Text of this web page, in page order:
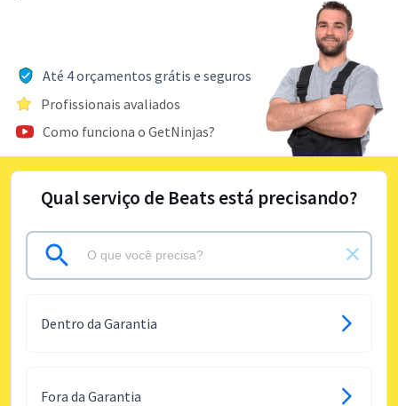
Até 4 orçamentos grátis e seguros
Profissionais avaliados
Como funciona o GetNinjas?
Qual serviço de Beats está precisando?
Dentro da Garantia
Fora da Garantia